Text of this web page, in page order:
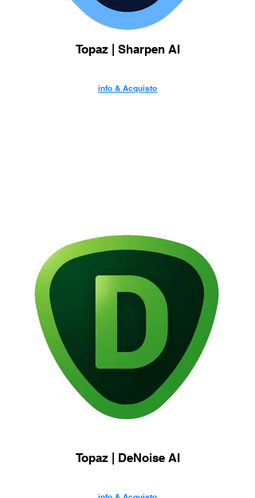
Topaz | Sharpen AI
info & Acquisto
Topaz | DeNoise AI
info & Acquisto